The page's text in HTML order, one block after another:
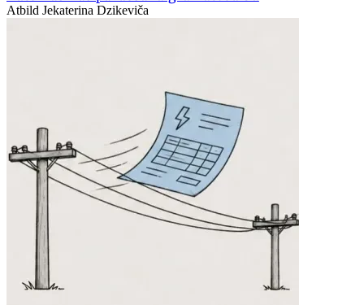
Atbild Jekaterina Dzikeviča